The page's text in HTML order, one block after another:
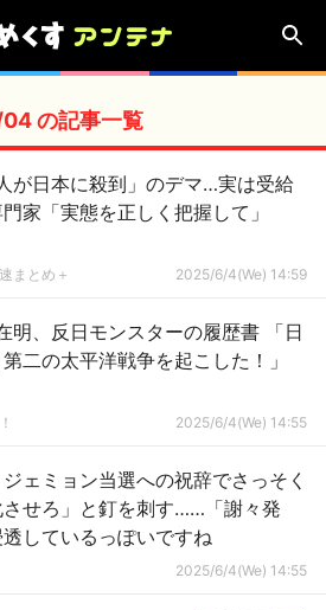
の記事一覧
が日本に殺到」のデマ…実は受給
家「実態を正しく把握して」
まとめ＋ 2025/6/4(We) 14:59
明、反日モンスターの履歴書 「日
二の太平洋戦争を起こした！」
2025/6/4(We) 14:55
ェミョン当選への祝辞でさっそく
させろ」と釘を刺す……「謝々発
しているっぽいですね
2025/6/4(We) 14:55